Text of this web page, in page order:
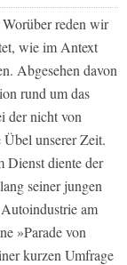
reden wir
wie im Antext
Abgesehen davon
rund um das
der nicht von
Übel unserer Zeit.
diente der
seiner jungen
am
»Parade von
kurzen Umfrage